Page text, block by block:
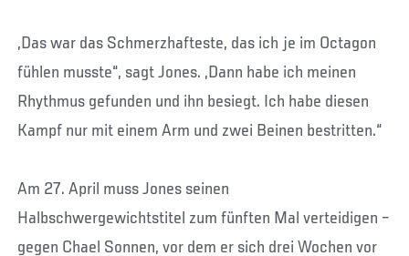
„Das war das Schmerzhafteste, das ich je im Octagon
fühlen musste“, sagt Jones. „Dann habe ich meinen
Rhythmus gefunden und ihn besiegt. Ich habe diesen
Kampf nur mit einem Arm und zwei Beinen bestritten.“
Am 27. April muss Jones seinen
Halbschwergewichtstitel zum fünften Mal verteidigen –
gegen Chael Sonnen, vor dem er sich drei Wochen vor